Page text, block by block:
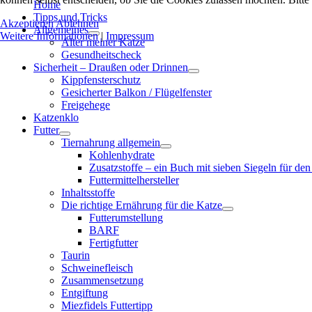
Home
Tipps und Tricks
Allgemeines
Alter meiner Katze
Gesundheitscheck
Sicherheit – Draußen oder Drinnen
Kippfensterschutz
Gesicherter Balkon / Flügelfenster
Freigehege
Katzenklo
Futter
Tiernahrung allgemein
Kohlenhydrate
Zusatzstoffe – ein Buch mit sieben Siegeln für
Futtermittelhersteller
Inhaltsstoffe
Die richtige Ernährung für die Katze
Futterumstellung
BARF
Fertigfutter
Taurin
Schweinefleisch
Zusammensetzung
Entgiftung
Miezfidels Futtertipp
AkzeptierenAblehnen
Weitere Informationen| Impressum